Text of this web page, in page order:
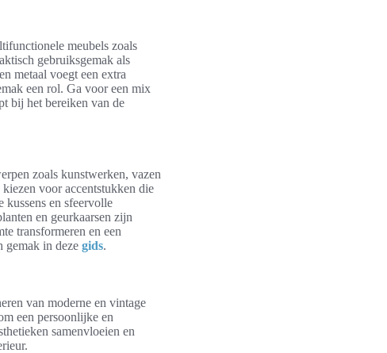
meubels zoals
gebruiksgemak als
metaal voegt een extra
een rol. Ga voor een mix
bij het bereiken van de
zoals kunstwerken, vazen
voor accentstukken die
kussens en sfeervolle
en geurkaarsen zijn
transformeren en een
gemak in deze gids.
van moderne en vintage
een persoonlijke en
samenvloeien en